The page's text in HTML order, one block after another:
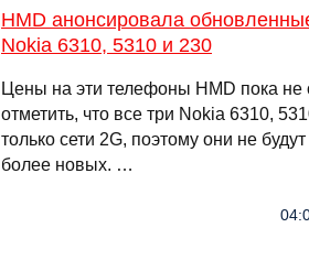
HMD анонсировала
Nokia 6310, 5310 и 230
Цены на эти телефоны HMD пока
отметить, что все три Nokia 6310,
только сети 2G, поэтому они не
более новых. …